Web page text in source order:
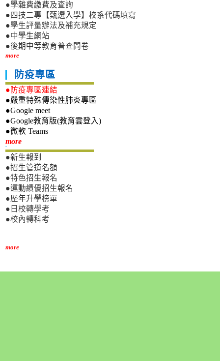
●學雜費繳費及查詢
●四技二專【甄選入學】校系代碼填寫
●學生評量辦法及補充規定
●中學生網站
●後期中等教育普查問卷
more
防疫專區
●防疫專區連結
●嚴重特殊傳染性肺炎專區
●Google meet
●Google教育版(教育雲登入)
●微軟 Teams
more新生專區
●新生報到
●招生管道名額
●特色招生報名
●運動績優招生報名
●歷年升學榜單
●日校轉學考
●校內轉科考
more